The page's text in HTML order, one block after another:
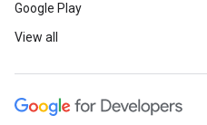
Google Play
View all